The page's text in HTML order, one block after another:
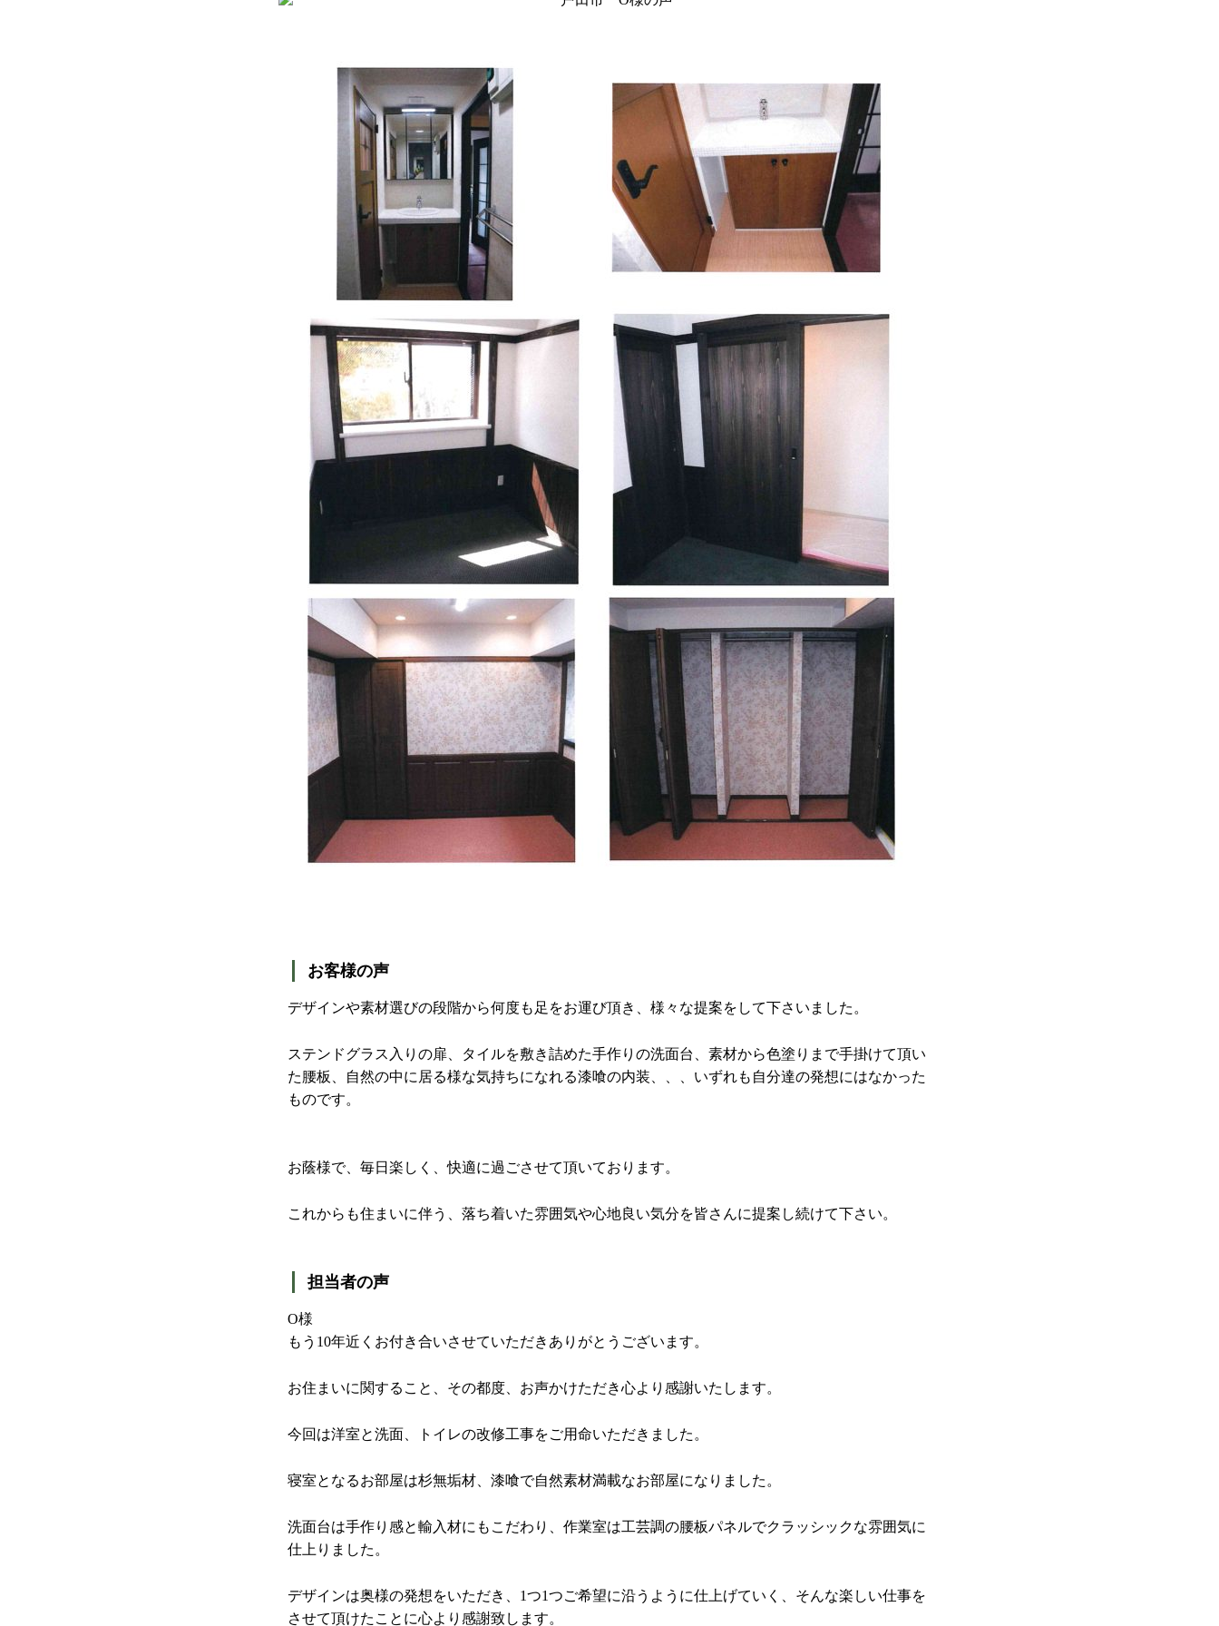
お客様の声
デザインや素材選びの段階から何度も足をお運び頂き、様々な提案をして下さいました。
ステンドグラス入りの扉、タイルを敷き詰めた手作りの洗面台、素材から色塗りまで手掛けて頂い
た腰板、自然の中に居る様な気持ちになれる漆喰の内装、、、いずれも自分達の発想にはなかった
ものです。
お蔭様で、毎日楽しく、快適に過ごさせて頂いております。
これからも住まいに伴う、落ち着いた雰囲気や心地良い気分を皆さんに提案し続けて下さい。
担当者の声
O様
もう10年近くお付き合いさせていただきありがとうございます。
お住まいに関すること、その都度、お声かけただき心より感謝いたします。
今回は洋室と洗面、トイレの改修工事をご用命いただきました。
寝室となるお部屋は杉無垢材、漆喰で自然素材満載なお部屋になりました。
洗面台は手作り感と輸入材にもこだわり、作業室は工芸調の腰板パネルでクラッシックな雰囲気に
仕上りました。
デザインは奥様の発想をいただき、1つ1つご希望に沿うように仕上げていく、そんな楽しい仕事を
させて頂けたことに心より感謝致します。